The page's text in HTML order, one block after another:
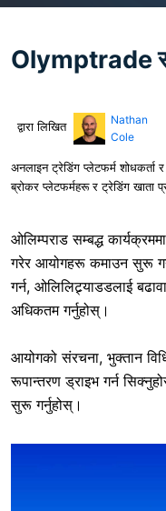
Olymptrade
द्वारा लिखित
Nathan
Cole
अनलाइन ट्रेडिंग प्लेटफर्म
ब्रोकर प्लेटफर्महरू र ट्रेडिंग खाता
ओलिम्पराड सम्बद्ध
गरेर आयोगहरू कमाउन सुरू
गर्न, ओलिलिट्र्याडडलाई
अधिकतम गर्नुहोस्।
आयोगको संरचना, भुक्तान
रूपान्तरण ड्राइभ गर्न
सुरू गर्नुहोस्।